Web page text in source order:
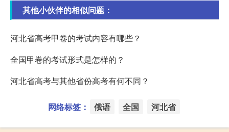
其他小伙伴的相似问题：
河北省高考甲卷的考试内容有哪些？
全国甲卷的考试形式是怎样的？
河北省高考与其他省份高考有何不同？
网络标签： 俄语 全国 河北省